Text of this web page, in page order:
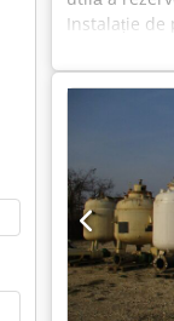
Instalație de
Aszrfbbji
minim de